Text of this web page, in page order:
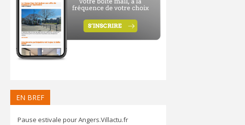
EN BREF
Pause estivale pour Angers.Villactu.fr